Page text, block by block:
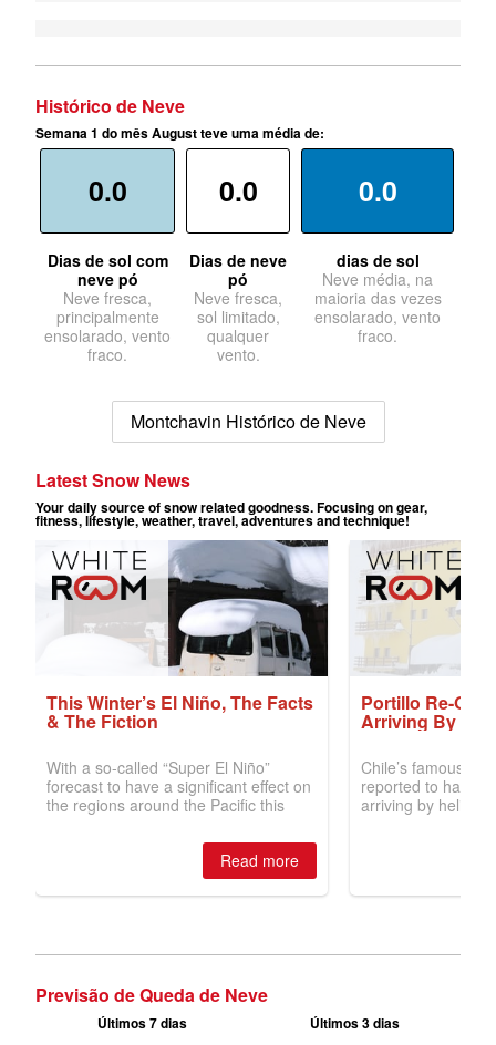
Histórico de Neve
Semana 1 do mês August teve uma média de:
0.0
Dias de sol com
neve pó
Neve fresca,
principalmente
ensolarado, vento
fraco.
0.0
Dias de neve
pó
Neve fresca,
sol limitado,
qualquer
vento.
0.0
dias de sol
Neve média, na
maioria das vezes
ensolarado, vento
fraco.
Montchavin Histórico de Neve
Previsão de Queda de Neve
Últimos 7 dias Últimos 3 dias